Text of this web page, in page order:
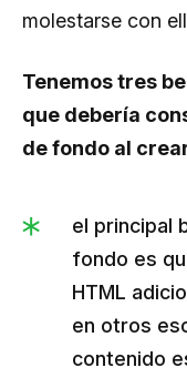
molestarse con
Tenemos tres
que debería
de fondo al
el principal
fondo es
HTML
en otros
contenido